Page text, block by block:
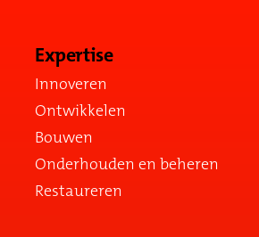
Expertise
Innoveren
Ontwikkelen
Bouwen
Onderhouden en beheren
Restaureren